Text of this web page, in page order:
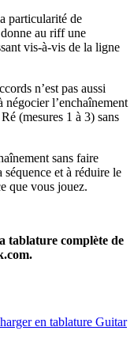
particularité de
au riff une
vis-à-vis de la ligne
n’est pas aussi
l’enchaînement
(mesures 1 à 3) sans
sans faire
séquence et à réduire le
que vous jouez.
tablature complète de
en tablature Guitar